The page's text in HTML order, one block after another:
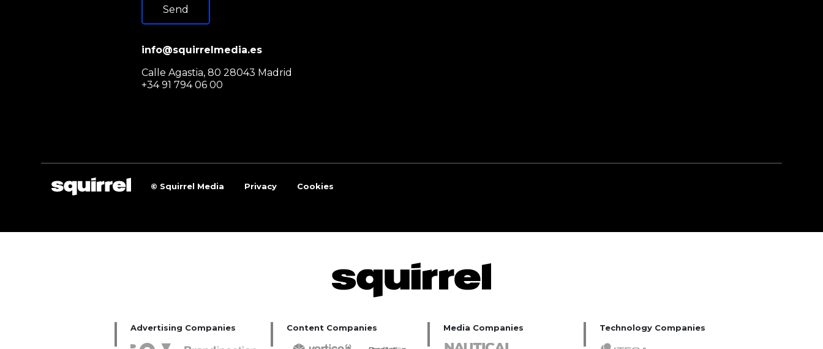
Send
info@squirrelmedia.es
Calle Agastia, 80 28043 Madrid
+34 91 794 06 00
© Squirrel Media Privacy Cookies
Advertising Companies Content Companies Media Companies Technology Companies